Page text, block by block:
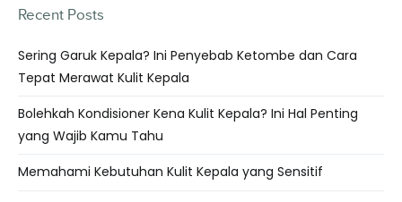
Recent Posts
Sering Garuk Kepala? Ini Penyebab Ketombe dan Cara
Tepat Merawat Kulit Kepala
Bolehkah Kondisioner Kena Kulit Kepala? Ini Hal Penting
yang Wajib Kamu Tahu
Memahami Kebutuhan Kulit Kepala yang Sensitif